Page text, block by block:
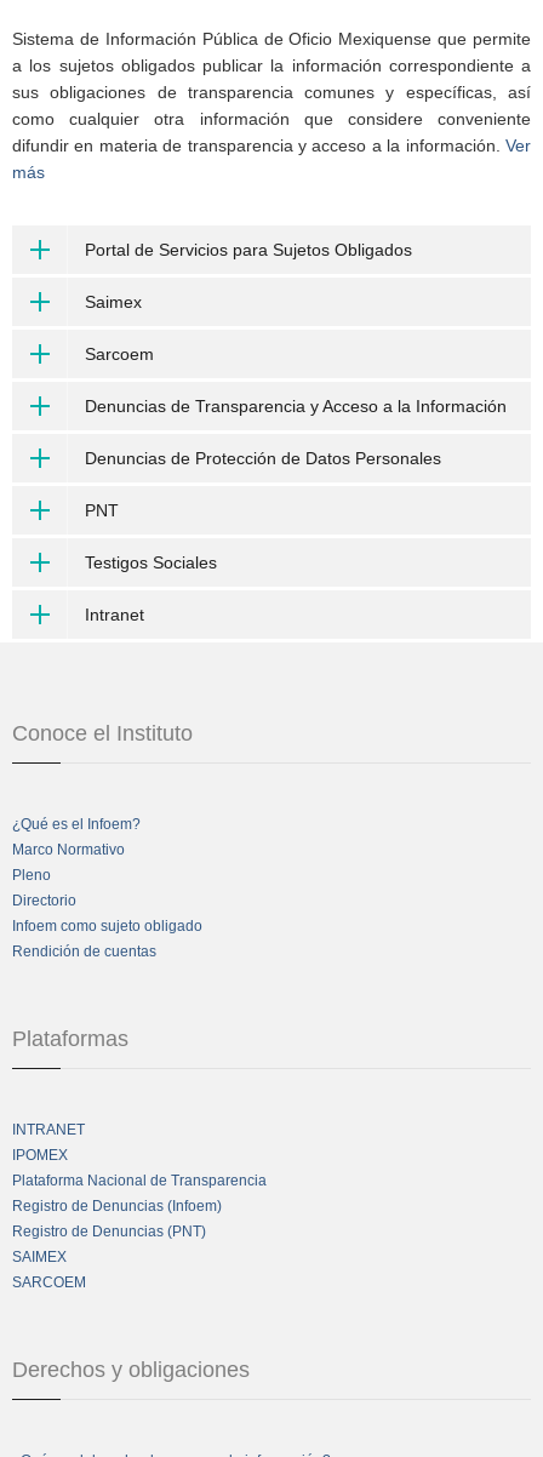
Sistema de Información Pública de Oficio Mexiquense que permite
a los sujetos obligados publicar la información correspondiente a
sus obligaciones de transparencia comunes y específicas, así
como cualquier otra información que considere conveniente
difundir en materia de transparencia y acceso a la información. Ver
más
Portal de Servicios para Sujetos Obligados
Saimex
Sarcoem
Denuncias de Transparencia y Acceso a la Información
Denuncias de Protección de Datos Personales
PNT
Testigos Sociales
Intranet
Conoce el Instituto
¿Qué es el Infoem?
Marco Normativo
Pleno
Directorio
Infoem como sujeto obligado
Rendición de cuentas
Plataformas
INTRANET
IPOMEX
Plataforma Nacional de Transparencia
Registro de Denuncias (Infoem)
Registro de Denuncias (PNT)
SAIMEX
SARCOEM
Derechos y obligaciones